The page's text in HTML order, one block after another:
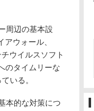
周辺の基本設
ウォール、
ウイルスソフト
のタイムリーな
いる。
本的な対策につ